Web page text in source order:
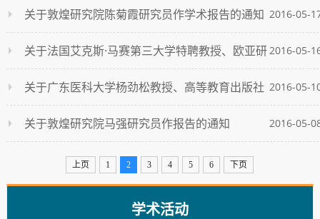
知 2016-05-
关于敦煌研究院陈菊霞研究员作学术报告的通知
2016-05-
关于法国艾克斯·马赛第三大学特聘教授、欧亚研
究所所长、法学院博士生导师金邦贵教授来我校作学术报
的通知
2016-05-
关于广东医科大学杨劲松教授、高等教育出版社
张虹副主任作报告的通知 2016-05-
关于敦煌研究院马强研究员作报告的通知
上页 1 2 3 4 5 6 下页
学术活动